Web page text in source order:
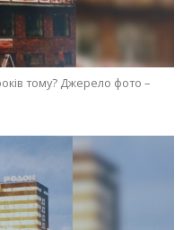
тому? Джерело фото –